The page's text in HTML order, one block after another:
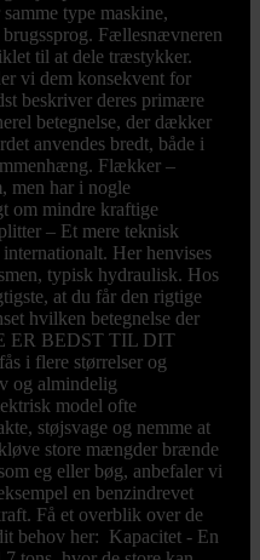
type maskine,
Fællesnævneren
til at dele træstykker.
vi dem konsekvent for
beskriver deres primære
betegnelse, der dækker
anvendes bredt, både i
Flækker –
men har i nogle
om mindre kraftige
– Et mere teknisk
Her henvises
typisk hydraulisk. Hos
at du får den rigtige
hvilken betegnelse der
ER BEDST TIL DIT
i flere størrelser og
og almindelig
model ofte
støjsvage og nemme at
store mængder brænde
eg eller bøg, anbefaler vi
en benzindrevet
Få et overblik over de
behov her: Kapacitet - En